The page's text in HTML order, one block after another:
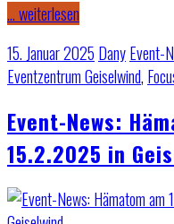
… weiterlesen
15. Januar 2025 DanyEvent-
Eventzentrum Geiselwind,
Event-News:
15.2.2025 in